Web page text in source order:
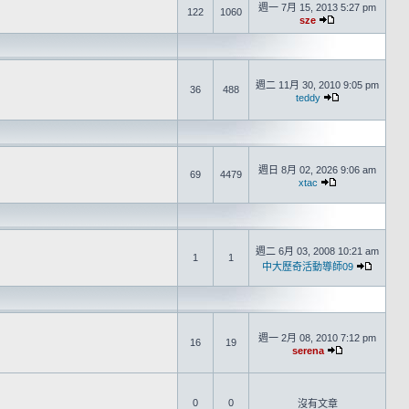
122 1060
週一 7月 15, 2013 5:27 pm
sze
36 488
週二 11月 30, 2010 9:05 pm
teddy
69 4479
週日 8月 02, 2026 9:06 am
xtac
1 1
週二 6月 03, 2008 10:21 am
中大歷奇活動導師09
16 19
週一 2月 08, 2010 7:12 pm
serena
0 0 沒有文章